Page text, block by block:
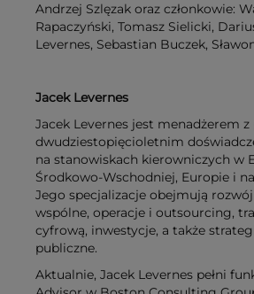
Andrzej Szlęzak oraz członkowie:
Rapaczyński, Tomasz Sielicki,
Levernes, Sebastian Buczek,
Jacek Levernes
Jacek Levernes jest menadżerem z
dwudziestopięcioletnim
na stanowiskach kierowniczych w
Środkowo-Wschodniej, Europie i
Jego specjalizacje obejmują rozwój
wspólne, operacje i outsourcing,
cyfrową, inwestycje, a także
publiczne.
Aktualnie, Jacek Levernes pełni